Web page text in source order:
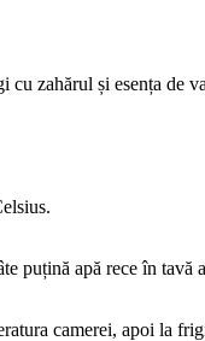
cu zahărul și esența de
puțină apă rece în tavă
camerei, apoi la